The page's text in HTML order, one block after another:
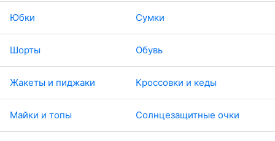
Юбки Сумки
Шорты Обувь
Жакеты и пиджаки Кроссовки и кеды
Майки и топы Солнцезащитные очки